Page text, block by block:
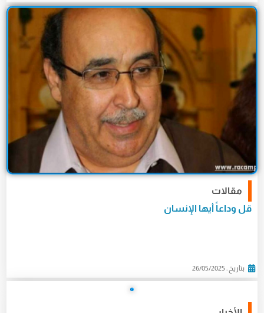
مقالات
قل وداعاً أيها الإنسان
بتاريخ : 26/05/2025